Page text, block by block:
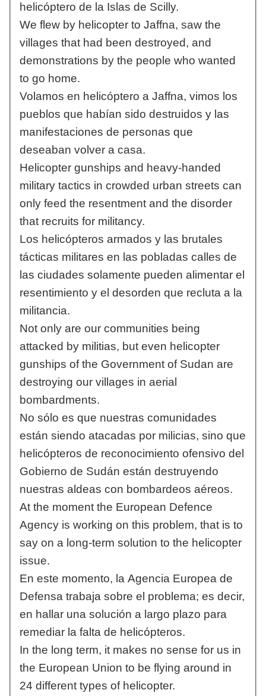
helicóptero de la Islas de Scilly.
We flew by helicopter to Jaffna, saw the
villages that had been destroyed, and
demonstrations by the people who wanted
to go home.
Volamos en helicóptero a Jaffna, vimos los
pueblos que habían sido destruidos y las
manifestaciones de personas que
deseaban volver a casa.
Helicopter gunships and heavy-handed
military tactics in crowded urban streets can
only feed the resentment and the disorder
that recruits for militancy.
Los helicópteros armados y las brutales
tácticas militares en las pobladas calles de
las ciudades solamente pueden alimentar el
resentimiento y el desorden que recluta a la
militancia.
Not only are our communities being
attacked by militias, but even helicopter
gunships of the Government of Sudan are
destroying our villages in aerial
bombardments.
No sólo es que nuestras comunidades
están siendo atacadas por milicias, sino que
helicópteros de reconocimiento ofensivo del
Gobierno de Sudán están destruyendo
nuestras aldeas con bombardeos aéreos.
At the moment the European Defence
Agency is working on this problem, that is to
say on a long-term solution to the helicopter
issue.
En este momento, la Agencia Europea de
Defensa trabaja sobre el problema; es decir,
en hallar una solución a largo plazo para
remediar la falta de helicópteros.
In the long term, it makes no sense for us in
the European Union to be flying around in
24 different types of helicopter.